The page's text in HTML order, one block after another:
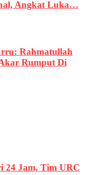
Angkat Luka…
Rahmatullah
Rumput Di
24 Jam, Tim URC